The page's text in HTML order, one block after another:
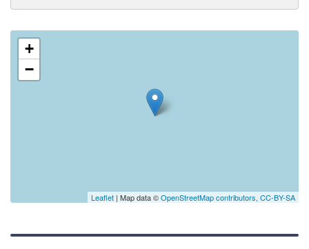
+
−
Leaflet | Map data ©OpenStreetMap contributors, CC-BY-SA